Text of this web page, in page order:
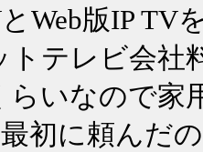
とWeb版IP
トテレビ会社
らいなので家
初に頼んだ